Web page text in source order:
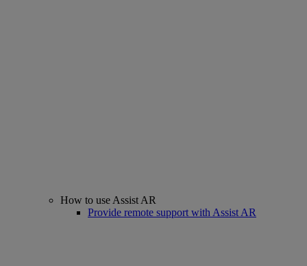
How to use Assist AR
Provide remote support with Assist AR